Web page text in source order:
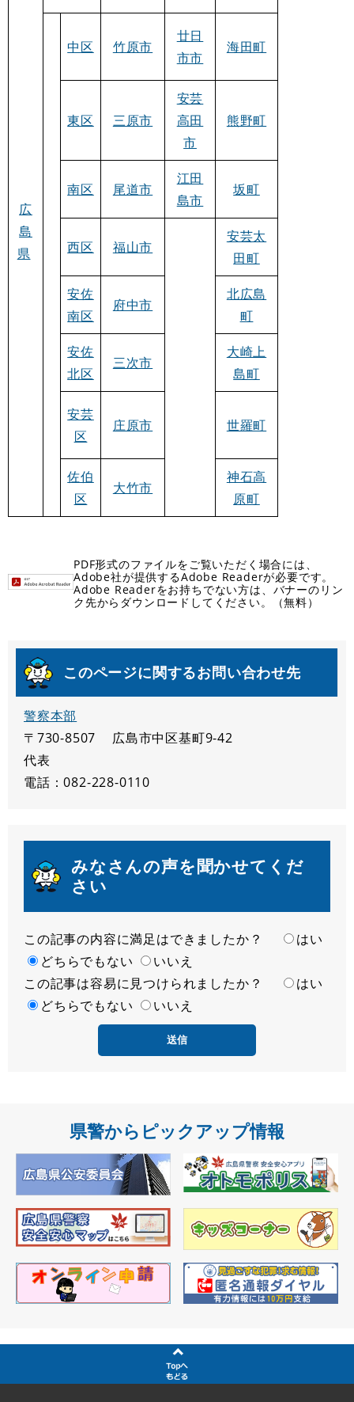
広
島
県
中区 竹原市
廿日
市市
海田町
東区 三原市
安芸
高田
市
熊野町
南区 尾道市
江田
島市
坂町
西区 福山市
安芸太
田町
安佐
南区
府中市
北広島
町
安佐
北区
三次市
大崎上
島町
安芸
区
庄原市 世羅町
佐伯
区
大竹市
神石高
原町
PDF形式のファイルをご覧いただく場合には、
Adobe社が提供するAdobe Readerが必要です。
Adobe Readerをお持ちでない方は、バナーのリン
ク先からダウンロードしてください。（無料）
このページに関するお問い合わせ先
警察本部
〒730-8507
広島市中区基町9-42
代表
電話：082-228-0110
みなさんの声を聞かせてくだ
さい
満
足
度
この記事の内容に満足はできましたか？
はい
どちらでもない
いいえ
容
易
この記事は容易に見つけられましたか？
はい
どちらでもない
いいえ
県警からピックアップ情報